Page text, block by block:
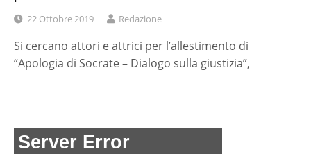
22 Ottobre 2019 Redazione
Si cercano attori e attrici per l’allestimento di
“Apologia di Socrate – Dialogo sulla giustizia”,